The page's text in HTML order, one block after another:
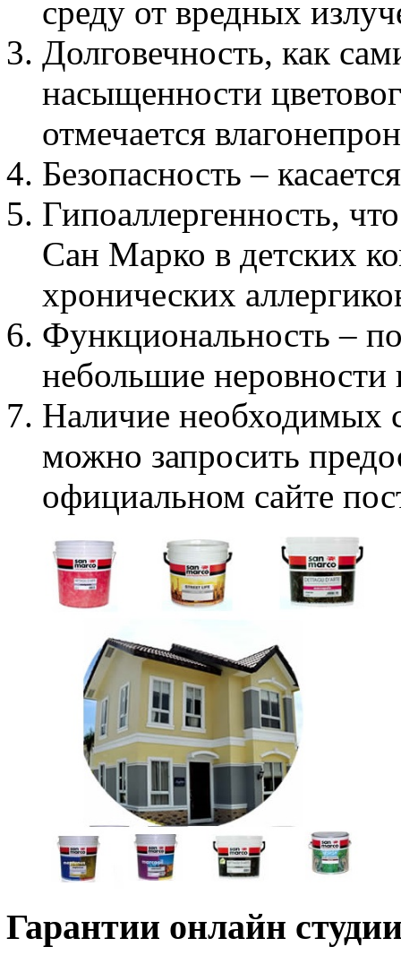
среду от вредных
Долговечность, как
насыщенности
отмечается
Безопасность –
Гипоаллергенность,
Сан Марко в детских
хронических
Функциональность –
небольшие неровности
Наличие необходимых
можно запросить
официальном сайте
Гарантии онлайн